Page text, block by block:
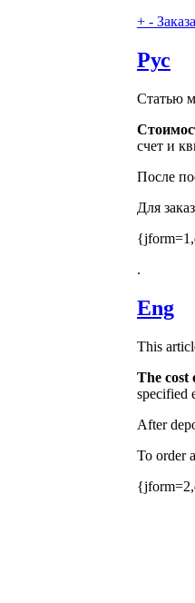
+ -
Рус
Статью
счет и
После
Для
.
Eng
This
The cost
specified
After
To order